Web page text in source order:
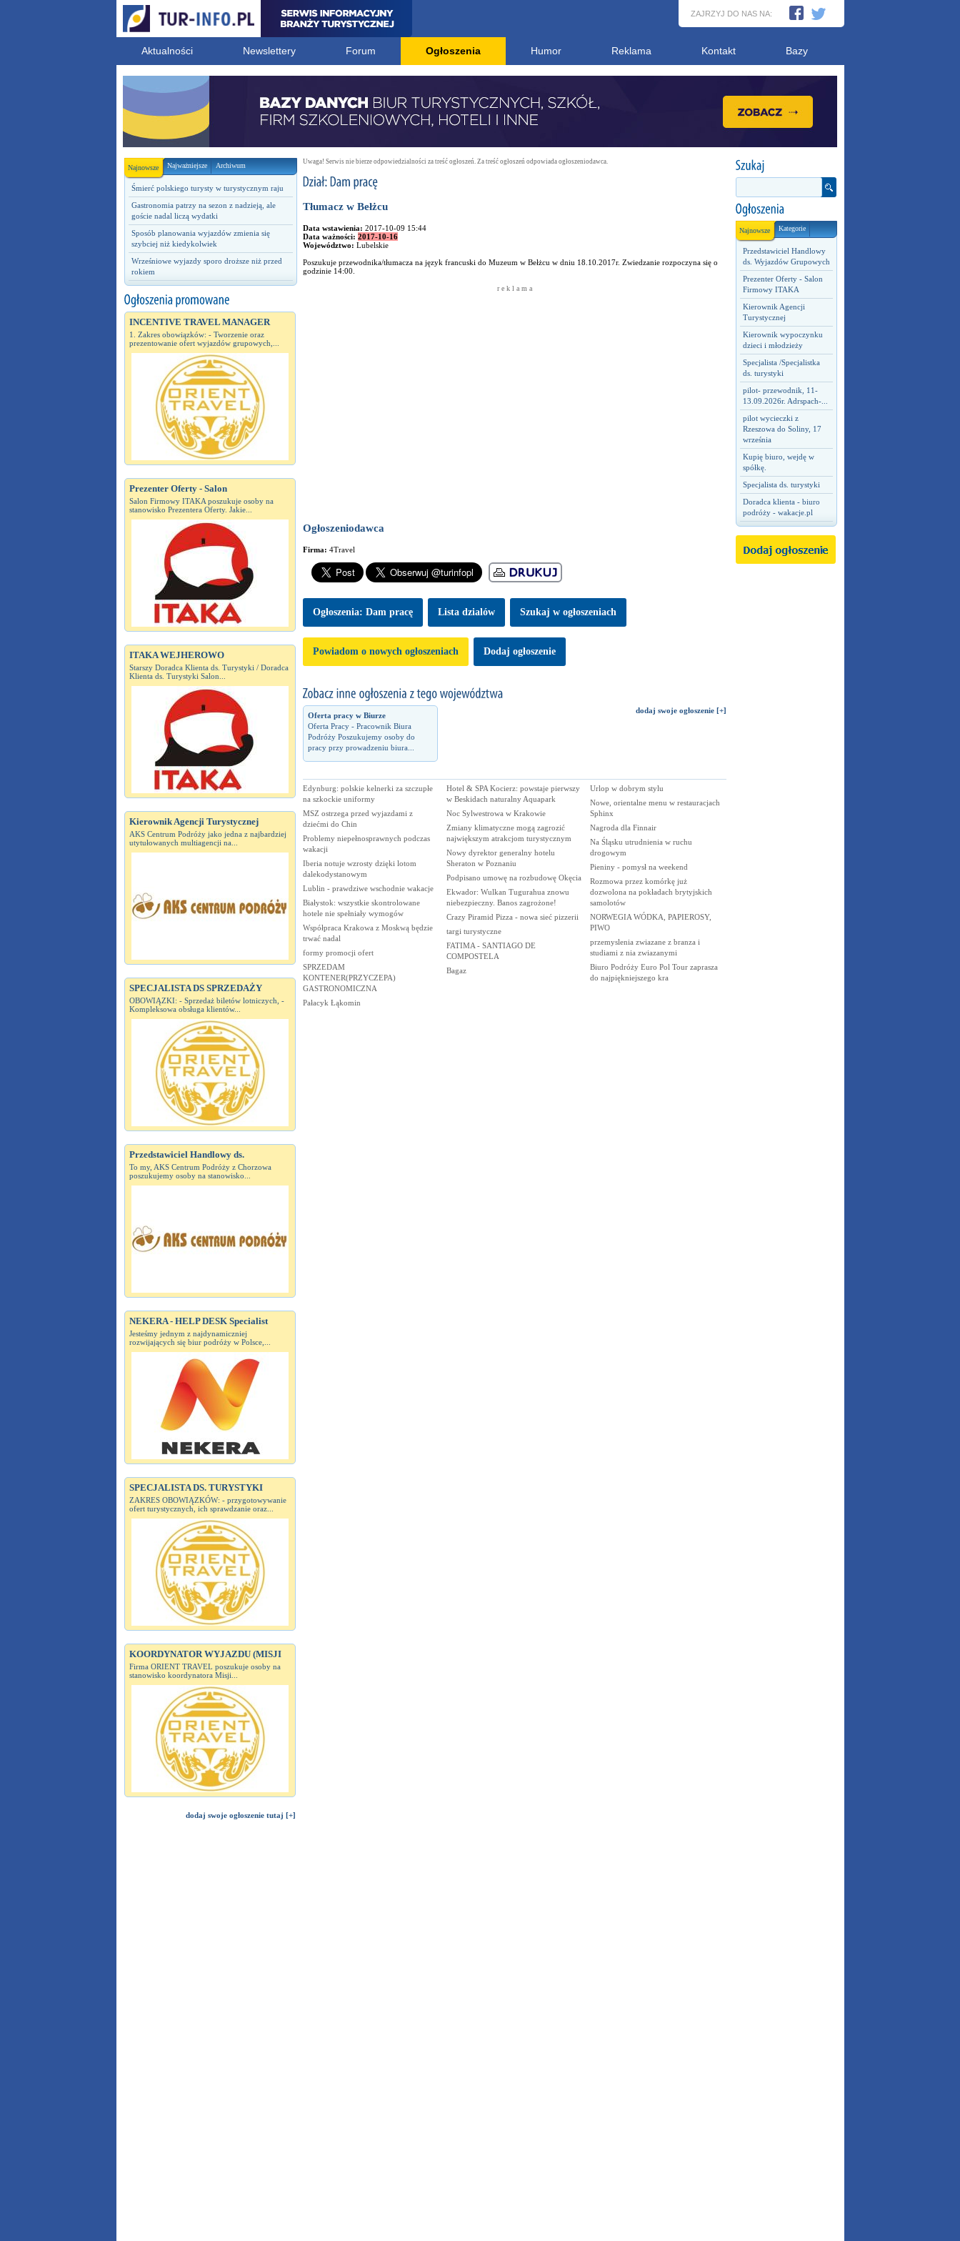
ZAJRZYJ DO NAS NA:
Aktualności Newslettery Forum Ogłoszenia Humor Reklama Kontakt Bazy
Najnowsze Najważniejsze Archiwum
Śmierć polskiego turysty w turystycznym raju
Gastronomia patrzy na sezon z nadzieją, ale
goście nadal liczą wydatki
Sposób planowania wyjazdów zmienia się
szybciej niż kiedykolwiek
Wrześniowe wyjazdy sporo droższe niż przed
rokiem
INCENTIVE TRAVEL MANAGER
1. Zakres obowiązków: - Tworzenie oraz
prezentowanie ofert wyjazdów grupowych,...
Prezenter Oferty - Salon
Salon Firmowy ITAKA poszukuje osoby na
stanowisko Prezentera Oferty. Jakie...
ITAKA WEJHEROWO
Starszy Doradca Klienta ds. Turystyki / Doradca
Klienta ds. Turystyki Salon...
Kierownik Agencji Turystycznej
AKS Centrum Podróży jako jedna z najbardziej
utytułowanych multiagencji na...
SPECJALISTA DS SPRZEDAŻY
OBOWIĄZKI: - Sprzedaż biletów lotniczych, -
Kompleksowa obsługa klientów...
Przedstawiciel Handlowy ds.
To my, AKS Centrum Podróży z Chorzowa
poszukujemy osoby na stanowisko...
NEKERA - HELP DESK Specialist
Jesteśmy jednym z najdynamiczniej
rozwijających się biur podróży w Polsce,...
SPECJALISTA DS. TURYSTYKI
ZAKRES OBOWIĄZKÓW: - przygotowywanie
ofert turystycznych, ich sprawdzanie oraz...
KOORDYNATOR WYJAZDU (MISJI
Firma ORIENT TRAVEL poszukuje osoby na
stanowisko koordynatora Misji...
dodaj swoje ogłoszenie tutaj [+]
Najnowsze Kategorie
Przedstawiciel Handlowy
ds. Wyjazdów Grupowych
Prezenter Oferty - Salon
Firmowy ITAKA
Kierownik Agencji
Turystycznej
Kierownik wypoczynku
dzieci i młodzieży
Specjalista /Specjalistka
ds. turystyki
pilot- przewodnik, 11-
13.09.2026r. Adrspach-...
pilot wycieczki z
Rzeszowa do Soliny, 17
września
Kupię biuro, wejdę w
spółkę.
Specjalista ds. turystyki
Doradca klienta - biuro
podróży - wakacje.pl
Uwaga! Serwis nie bierze odpowiedzialności za treść ogłoszeń. Za treść ogłoszeń odpowiada ogłoszeniodawca.
Tłumacz w Bełżcu
Data wstawienia: 2017-10-09 15:44
Data ważności: 2017-10-16
Województwo: Lubelskie
Poszukuje przewodnika/tłumacza na język francuski do Muzeum w Bełżcu w dniu 18.10.2017r. Zwiedzanie rozpoczyna się o
godzinie 14:00.
r e k l a m a
Ogłoszeniodawca
Firma: 4Travel
Ogłoszenia: Dam pracę Lista dzialów Szukaj w ogłoszeniach
Powiadom o nowych ogłoszeniach Dodaj ogłoszenie
Oferta pracy w Biurze
Oferta Pracy - Pracownik Biura
Podróży Poszukujemy osoby do
pracy przy prowadzeniu biura...
dodaj swoje ogłoszenie [+]
Edynburg: polskie kelnerki za szczupłe
na szkockie uniformy
MSZ ostrzega przed wyjazdami z
dziećmi do Chin
Problemy niepełnosprawnych podczas
wakacji
Iberia notuje wzrosty dzięki lotom
dalekodystanowym
Lublin - prawdziwe wschodnie wakacje
Białystok: wszystkie skontrolowane
hotele nie spełniały wymogów
Współpraca Krakowa z Moskwą będzie
trwać nadal
formy promocji ofert
SPRZEDAM
KONTENER(PRZYCZEPA)
GASTRONOMICZNA
Pałacyk Łąkomin
Hotel & SPA Kocierz: powstaje pierwszy
w Beskidach naturalny Aquapark
Noc Sylwestrowa w Krakowie
Zmiany klimatyczne mogą zagrozić
największym atrakcjom turystycznym
Nowy dyrektor generalny hotelu
Sheraton w Poznaniu
Podpisano umowę na rozbudowę Okęcia
Ekwador: Wulkan Tugurahua znowu
niebezpieczny. Banos zagrożone!
Crazy Piramid Pizza - nowa sieć pizzerii
targi turystyczne
FATIMA - SANTIAGO DE
COMPOSTELA
Bagaz
Urlop w dobrym stylu
Nowe, orientalne menu w restauracjach
Sphinx
Nagroda dla Finnair
Na Śląsku utrudnienia w ruchu
drogowym
Pieniny - pomysł na weekend
Rozmowa przez komórkę już
dozwolona na pokładach brytyjskich
samolotów
NORWEGIA WÓDKA, PAPIEROSY,
PIWO
przemyslenia zwiazane z branza i
studiami z nia zwiazanymi
Biuro Podróży Euro Pol Tour zaprasza
do najpiękniejszego kra